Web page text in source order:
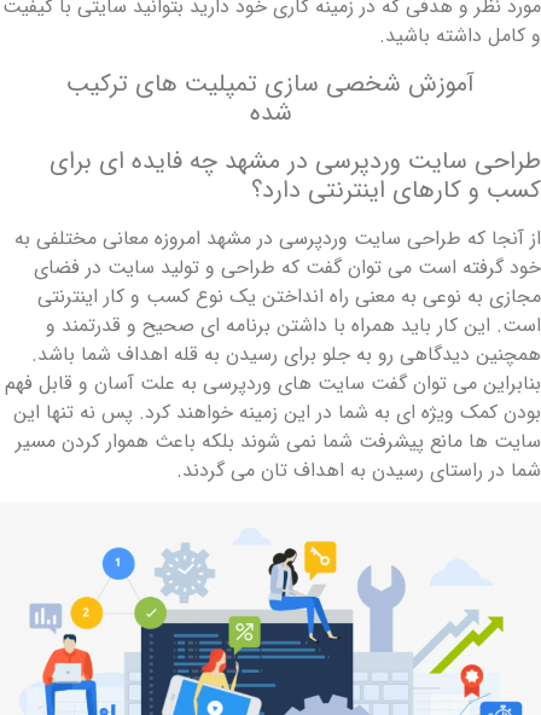
مورد نظر و هدفی که در زمینه‌ کاری خود دارید بتوانید سایتی با کیفیت
و کامل داشته باشید.
آموزش شخصی سازی تمپلیت های ترکیب
شده
طراحی سایت‌ وردپرسی در مشهد چه فایده ‌ای برای
کسب ‌و کارهای اینترنتی دارد؟
از آنجا که طراحی سایت وردپرسی در مشهد امروزه معانی مختلفی به
خود گرفته ‌است می ‌توان گفت که طراحی و تولید سایت در فضای
مجازی به نوعی به معنی راه انداختن یک نوع کسب ‌و کار اینترنتی
است. این کار باید همراه با داشتن برنامه‌ ای صحیح و قدرتمند و
همچنین دیدگاهی رو به جلو برای رسیدن به قله‌ اهداف شما باشد.
بنابراین می ‌توان گفت سایت‌ های وردپرسی به علت آسان و قابل فهم
بودن کمک ویژه ‌ای به شما در این زمینه خواهند کرد. پس نه تنها این
سایت‌ ها مانع پیشرفت شما نمی ‌شوند بلکه باعث هموار کردن مسیر
شما در راستای رسیدن به اهداف ‌تان می ‌گردند.